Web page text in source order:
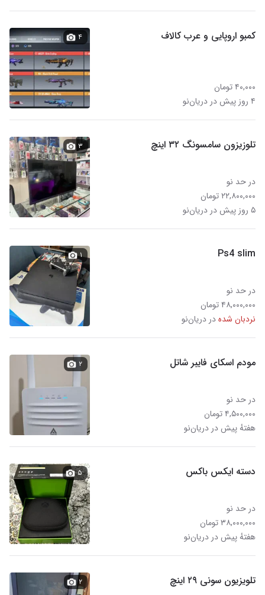
کمبو اروپایی و عرب کالاف
۴۰,۰۰۰ تومان
۴ روز پیش در دریان‌نو
۴
تلوزیزون سامسونگ ۳۲ اینچ
در حد نو
۲۲,۸۰۰,۰۰۰ تومان
۵ روز پیش در دریان‌نو
۳
Ps4 slim
در حد نو
۴۸,۰۰۰,۰۰۰ تومان
نردبان شدهدر دریان‌نو
۱
مودم اسکای فایبر شاتل
در حد نو
۴,۵۰۰,۰۰۰ تومان
هفتهٔ پیش در دریان‌نو
۲
دسته ایکس باکس
در حد نو
۳۸,۰۰۰,۰۰۰ تومان
هفتهٔ پیش در دریان‌نو
۵
تلویزیون سونی ۲۹ اینچ ۲